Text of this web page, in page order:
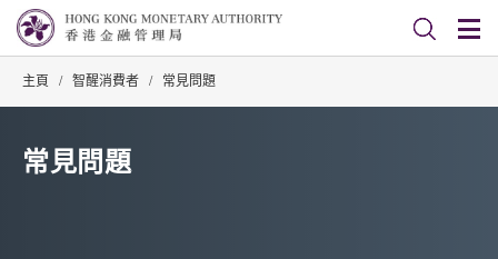
主頁 / 智醒消費者 / 常見問題
常見問題